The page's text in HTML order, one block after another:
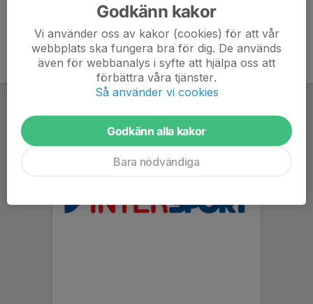
Godkänn kakor
Vi använder oss av kakor (cookies) för att vår
webbplats ska fungera bra för dig. De används
även för webbanalys i syfte att hjälpa oss att
förbättra våra tjänster.
Så använder vi cookies
Godkänn alla kakor
Bara nödvändiga